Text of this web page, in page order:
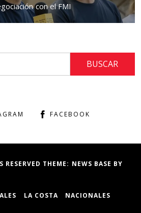
con el FMI
FACEBOOK
RESERVED THEME: NEWS BASE BY
LA COSTA
NACIONALES